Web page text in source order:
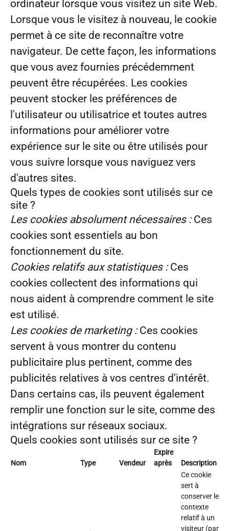
ordinateur lorsque vous visitez un site Web.
Lorsque vous le visitez à nouveau, le cookie
permet à ce site de reconnaître votre
navigateur. De cette façon, les informations
que vous avez fournies précédemment
peuvent être récupérées. Les cookies
peuvent stocker les préférences de
l'utilisateur ou utilisatrice et toutes autres
informations pour améliorer votre
expérience sur le site ou être utilisés pour
vous suivre lorsque vous naviguez vers
d'autres sites.
Quels types de cookies sont utilisés sur ce
site ?
Les cookies absolument nécessaires :Ces
cookies sont essentiels au bon
fonctionnement du site.
Cookies relatifs aux statistiques :Ces
cookies collectent des informations qui
nous aident à comprendre comment le site
est utilisé.
Les cookies de marketing :Ces cookies
servent à vous montrer du contenu
publicitaire plus pertinent, comme des
publicités relatives à vos centres d'intérêt.
Dans certains cas, ils peuvent également
remplir une fonction sur le site, comme des
intégrations sur réseaux sociaux.
Quels cookies sont utilisés sur ce site ?
Nom Type Vendeur
Expire
après
Description
Ce cookie
sert à
conserver le
contexte
relatif à un
visiteur (par